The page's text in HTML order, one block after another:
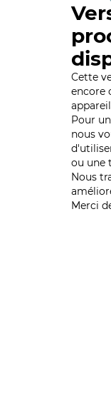
Cette
encore
Pour
nous
ou une
Nous
Merci